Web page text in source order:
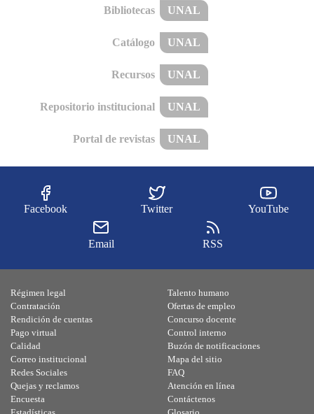
Bibliotecas UNAL
Catálogo UNAL
Recursos UNAL
Repositorio institucional UNAL
Portal de revistas UNAL
Facebook Twitter YouTube
Email RSS
Régimen legal
Contratación
Rendición de cuentas
Pago virtual
Calidad
Talento humano
Ofertas de empleo
Concurso docente
Control interno
Buzón de notificaciones
Correo institucional
Redes Sociales
Quejas y reclamos
Encuesta
Mapa del sitio
FAQ
Atención en línea
Contáctenos